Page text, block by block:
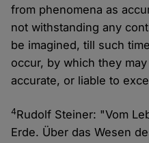
from phenomena as
not withstanding any
be imagined, till such
occur, by which they
accurate, or liable to
4Rudolf Steiner: "Vom
Erde. Über das Wesen